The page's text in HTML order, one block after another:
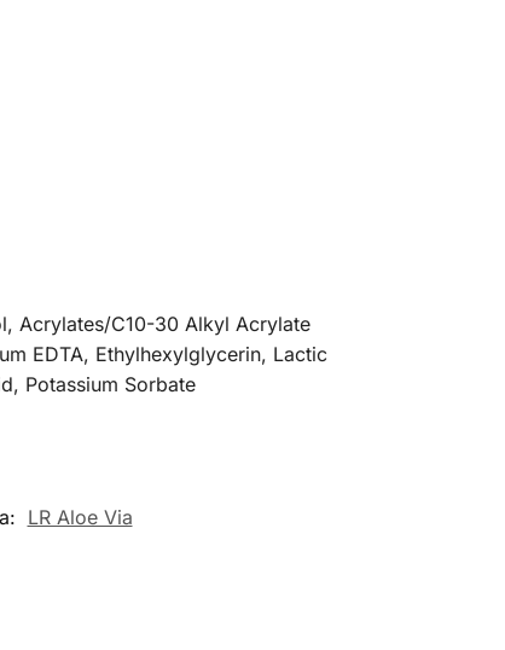
Acrylates/C10-30 Alkyl Acrylate
EDTA, Ethylhexylglycerin, Lactic
Potassium Sorbate
LR Aloe Via